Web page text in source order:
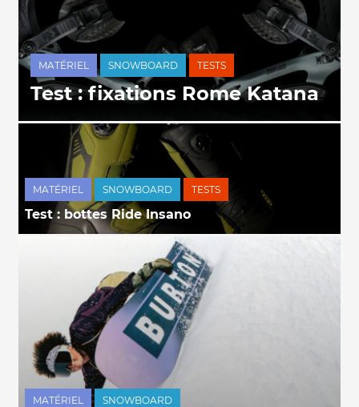
MATÉRIEL SNOWBOARD TESTS
Test : fixations Rome Katana
MATÉRIEL SNOWBOARD TESTS
Test : bottes Ride Insano
MATÉRIEL SNOWBOARD